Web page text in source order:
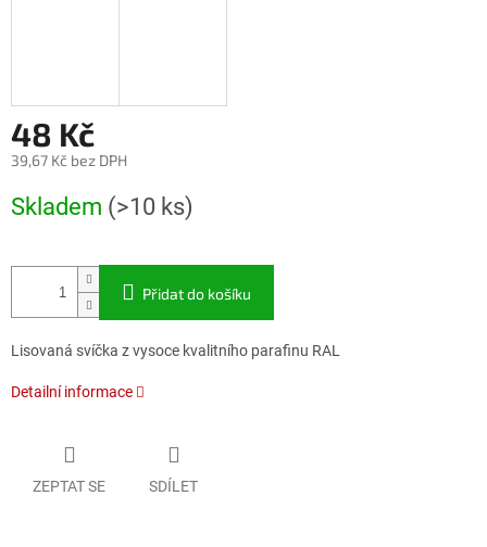
48 Kč
39,67 Kč bez DPH
cena:
Skladem (>10 ks)
Přidat do košíku
Lisovaná svíčka z vysoce kvalitního parafinu RAL
Detailní informace
ZEPTAT SE SDÍLET